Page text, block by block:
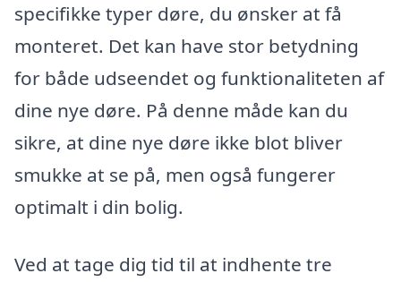
specifikke typer døre, du ønsker at få
monteret. Det kan have stor betydning
for både udseendet og funktionaliteten af
dine nye døre. På denne måde kan du
sikre, at dine nye døre ikke blot bliver
smukke at se på, men også fungerer
optimalt i din bolig.
Ved at tage dig tid til at indhente tre